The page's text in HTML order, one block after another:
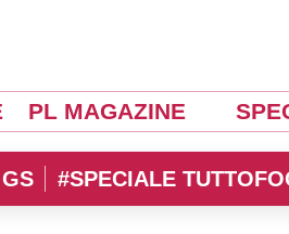
PL MAGAZINE
#SPECIALE